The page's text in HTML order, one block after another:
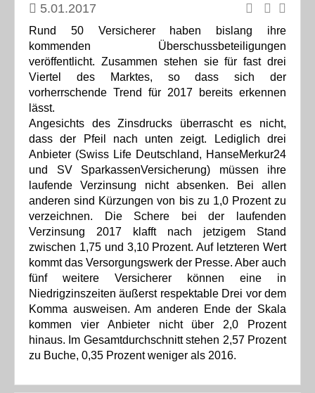
5.01.2017
Rund 50 Versicherer haben bislang ihre
kommenden Überschussbeteiligungen
veröffentlicht. Zusammen stehen sie für fast drei
Viertel des Marktes, so dass sich der
vorherrschende Trend für 2017 bereits erkennen
lässt.
Angesichts des Zinsdrucks überrascht es nicht,
dass der Pfeil nach unten zeigt. Lediglich drei
Anbieter (Swiss Life Deutschland, HanseMerkur24
und SV SparkassenVersicherung) müssen ihre
laufende Verzinsung nicht absenken. Bei allen
anderen sind Kürzungen von bis zu 1,0 Prozent zu
verzeichnen. Die Schere bei der laufenden
Verzinsung 2017 klafft nach jetzigem Stand
zwischen 1,75 und 3,10 Prozent. Auf letzteren Wert
kommt das Versorgungswerk der Presse. Aber auch
fünf weitere Versicherer können eine in
Niedrigzinszeiten äußerst respektable Drei vor dem
Komma ausweisen. Am anderen Ende der Skala
kommen vier Anbieter nicht über 2,0 Prozent
hinaus. Im Gesamtdurchschnitt stehen 2,57 Prozent
zu Buche, 0,35 Prozent weniger als 2016.